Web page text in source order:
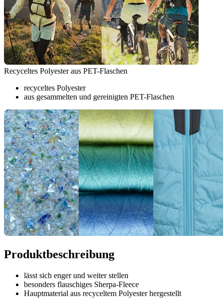
Recyceltes Polyester aus PET-Flaschen
recyceltes Polyester
aus gesammelten und gereinigten PET-Flaschen
Produktbeschreibung
lässt sich enger und weiter stellen
besonders flauschiges Sherpa-Fleece
Hauptmaterial aus recyceltem Polyester hergestellt